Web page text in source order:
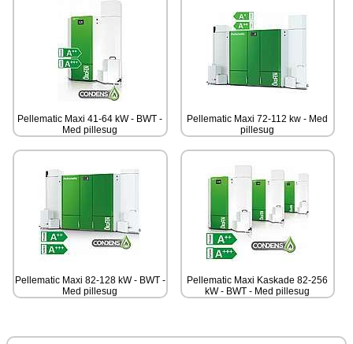
Pellematic Maxi 41-64 kW - BWT -
Med pillesug
Pellematic Maxi 72-112 kw - Med
pillesug
Pellematic Maxi 82-128 kW - BWT -
Med pillesug
Pellematic Maxi Kaskade 82-256
kW - BWT - Med pillesug